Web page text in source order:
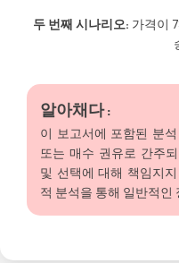
두 번째 시나리오: 가격이
알아채다 :
이 보고서에 포함된 분
또는 매수 권유로 간주
및 선택에 대해 책임지
적 분석을 통해 일반적인